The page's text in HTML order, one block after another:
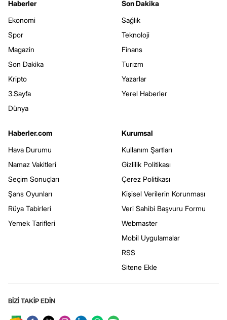
Haberler
Ekonomi
Spor
Magazin
Son Dakika
Kripto
3.Sayfa
Dünya
Son Dakika
Sağlık
Teknoloji
Finans
Turizm
Yazarlar
Yerel Haberler
Haberler.com
Hava Durumu
Namaz Vakitleri
Seçim Sonuçları
Şans Oyunları
Rüya Tabirleri
Yemek Tarifleri
Kurumsal
Kullanım Şartları
Gizlilik Politikası
Çerez Politikası
Kişisel Verilerin Korunması
Veri Sahibi Başvuru Formu
Webmaster
Mobil Uygulamalar
RSS
Sitene Ekle
BİZİ TAKİP EDİN